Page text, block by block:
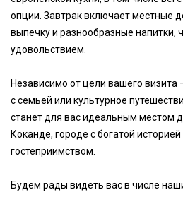
опции. Завтрак включает местные
выпечку и разнообразные напитки,
удовольствием.
Независимо от цели вашего
с семьей или культурное
станет для вас идеальным местом
Коканде, городе с богатой
гостеприимством.
Будем рады видеть вас в числе